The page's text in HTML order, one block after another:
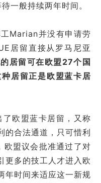
一般持续两年时间。
Marian并没有申请劳
居留直接从罗马尼亚
居留可在欧盟27个国
居留正是欧盟蓝卡居
欧盟蓝卡居留，又称
的合法通道，只可惜利
欧盟议会批准通过了对
更多的技工人才进入欧
年时间来适应这一新规